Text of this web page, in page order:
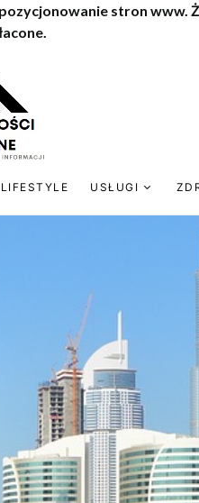
stron
LIFESTYLE USŁUGI